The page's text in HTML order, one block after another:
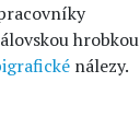
hrobkou
nálezy.